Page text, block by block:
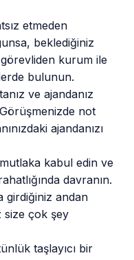
etmeden
beklediğiniz
kurum ile
bulunun.
ve ajandanız
not
ajandanızı
kabul edin ve
davranın.
girdiğiniz andan
size çok şey
taşlayıcı bir